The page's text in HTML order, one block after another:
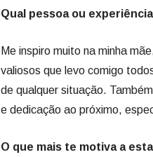
Qual pessoa ou
Me inspiro muito na minha
valiosos que levo comigo
de qualquer situação.
e dedicação ao próximo,
O que mais te motiva a